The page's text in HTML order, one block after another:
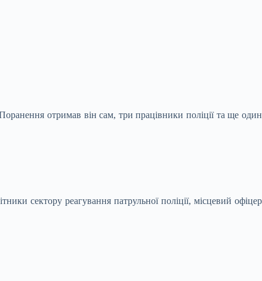
отримав він сам, три працівникиполіції та ще один
сектору реагування патрульної поліції, місцевий офіцер